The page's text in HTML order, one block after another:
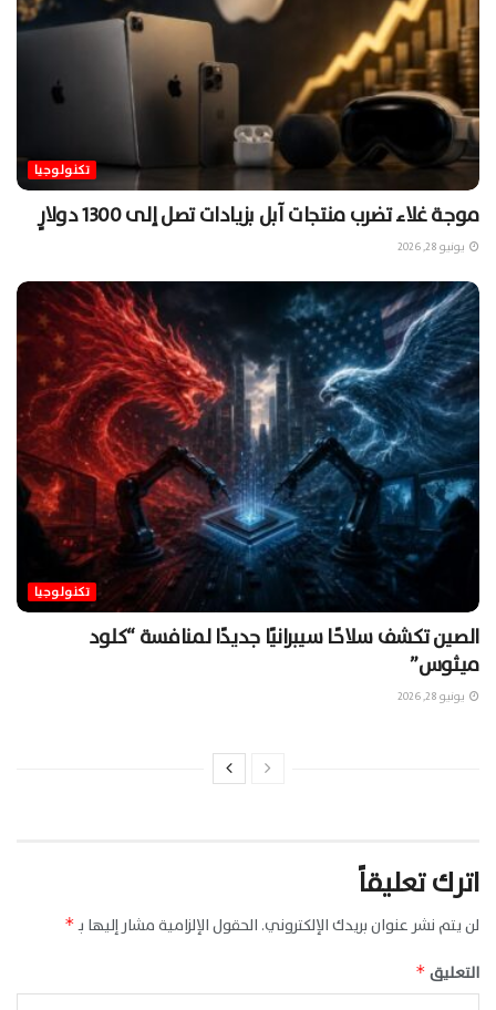
تكنولوجيا
موجة غلاء تضرب منتجات آبل بزيادات تصل إلى 1300 دولارٍ
يونيو 28, 2026
تكنولوجيا
الصين تكشف سلاحًا سيبرانيًا جديدًا لمنافسة “كلود
ميثوس”
يونيو 28, 2026
اترك تعليقاً
لن يتم نشر عنوان بريدك الإلكتروني. الحقول الإلزامية مشار إليها بـ*
التعليق *